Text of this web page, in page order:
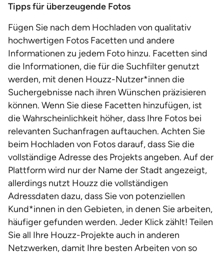
Tipps für überzeugende Fotos
Fügen Sie nach dem Hochladen von qualitativ
hochwertigen Fotos Facetten und andere
Informationen zu jedem Foto hinzu. Facetten sind
die Informationen, die für die Suchfilter genutzt
werden, mit denen Houzz-Nutzer*innen die
Suchergebnisse nach ihren Wünschen präzisieren
können. Wenn Sie diese Facetten hinzufügen, ist
die Wahrscheinlichkeit höher, dass Ihre Fotos bei
relevanten Suchanfragen auftauchen. Achten Sie
beim Hochladen von Fotos darauf, dass Sie die
vollständige Adresse des Projekts angeben. Auf der
Plattform wird nur der Name der Stadt angezeigt,
allerdings nutzt Houzz die vollständigen
Adressdaten dazu, dass Sie von potenziellen
Kund*innen in den Gebieten, in denen Sie arbeiten,
häufiger gefunden werden. Jeder Klick zählt! Teilen
Sie all Ihre Houzz-Projekte auch in anderen
Netzwerken, damit Ihre besten Arbeiten von so